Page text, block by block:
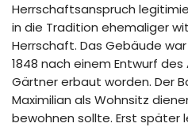
Herrschaftsanspruch
in die Tradition ehemaliger
Herrschaft. Das Gebäude
1848 nach einem Entwurf
Gärtner erbaut worden. Der
Maximilian als Wohnsitz
bewohnen sollte. Erst später